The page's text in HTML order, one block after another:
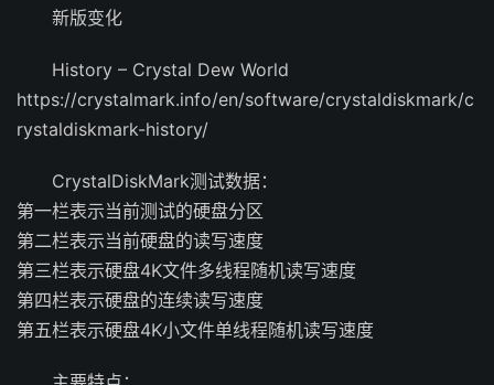
新版变化
History – Crystal Dew World
https://crystalmark.info/en/software/crystaldiskmark/c
rystaldiskmark-history/
CrystalDiskMark测试数据：
第一栏表示当前测试的硬盘分区
第二栏表示当前硬盘的读写速度
第三栏表示硬盘4K文件多线程随机读写速度
第四栏表示硬盘的连续读写速度
第五栏表示硬盘4K小文件单线程随机读写速度